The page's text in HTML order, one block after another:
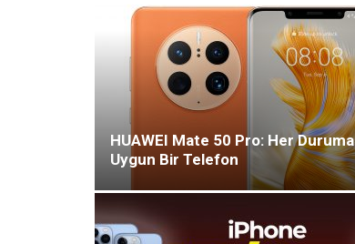
HUAWEI Mate 50 Pro: Her Duruma
Uygun Bir Telefon